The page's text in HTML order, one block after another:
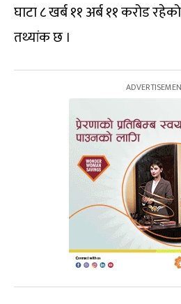
घाटा ८ खर्ब ११ अर्ब ११ करोड
तथ्यांक छ ।